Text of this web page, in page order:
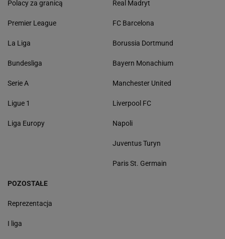
Polacy za granicą
Premier League
La Liga
Bundesliga
Serie A
Ligue 1
Liga Europy
Real Madryt
FC Barcelona
Borussia Dortmund
Bayern Monachium
Manchester United
Liverpool FC
Napoli
Juventus Turyn
Paris St. Germain
POZOSTAŁE
Reprezentacja
I liga